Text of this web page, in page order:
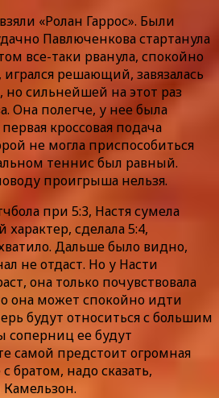
«Ролан Гаррос». Были
Павлюченкова стартанула
все-таки рванула, спокойно
игрался решающий, завязалась
сильнейшей на этот раз
Она полегче, у нее была
кроссовая подача
не могла приспособиться
теннис был равный.
проигрыша нельзя.
при 5:3, Настя сумела
сделала 5:4,
Дальше было видно,
не отдаст. Но у Насти
она только почувствовала
она может спокойно идти
будут относиться с большим
ее будут
самой предстоит огромная
братом, надо сказать,
Камельзон.